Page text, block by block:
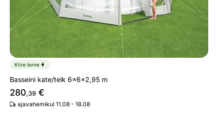
Kiire tarne
Basseini kate/telk 6x6x2,95 m
280,39 €
ajavahemikul 11.08 - 18.08